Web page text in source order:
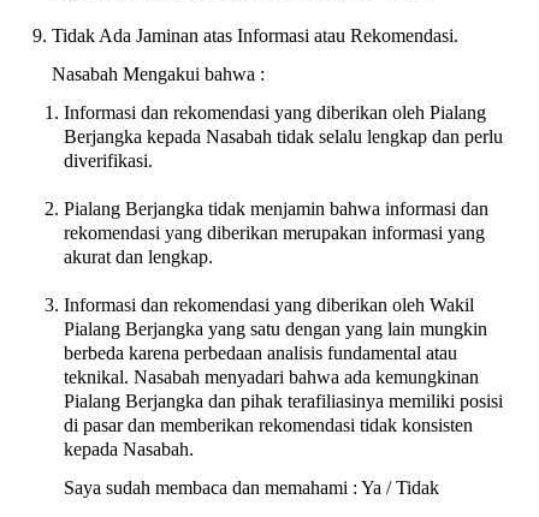
Tidak Ada Jaminan atas Informasi atau Rekomendasi.
Nasabah Mengakui bahwa :
Informasi dan rekomendasi yang diberikan oleh Pialang
Berjangka kepada Nasabah tidak selalu lengkap dan perlu
diverifikasi.
Pialang Berjangka tidak menjamin bahwa informasi dan
rekomendasi yang diberikan merupakan informasi yang
akurat dan lengkap.
Informasi dan rekomendasi yang diberikan oleh Wakil
Pialang Berjangka yang satu dengan yang lain mungkin
berbeda karena perbedaan analisis fundamental atau
teknikal. Nasabah menyadari bahwa ada kemungkinan
Pialang Berjangka dan pihak terafiliasinya memiliki posisi
di pasar dan memberikan rekomendasi tidak konsisten
kepada Nasabah.
Saya sudah membaca dan memahami : Ya / Tidak